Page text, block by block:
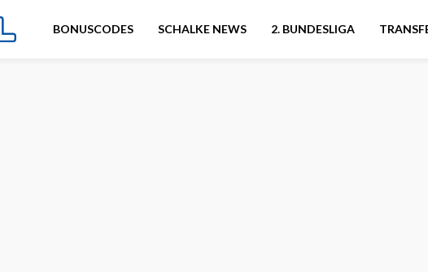
BONUSCODES SCHALKE NEWS 2. BUNDESLIGA